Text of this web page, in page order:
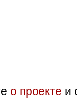
о проекте и